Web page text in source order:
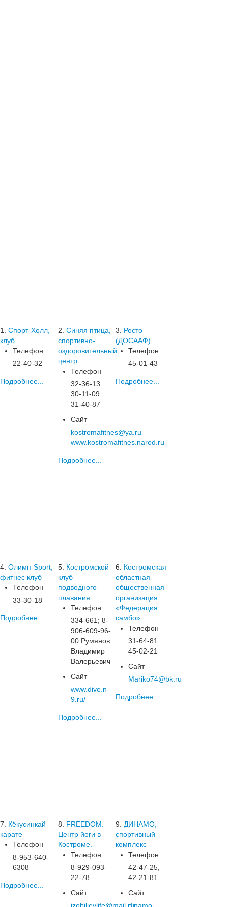
1.
Спорт-Холл,
клуб
Телефон
22-40-32
Подробнее...
2. Синяя птица,
спортивно-
оздоровительный
центр
Телефон
32-36-13
30-11-09
31-40-87
Сайт
kostromafitnes@ya.ru
www.kostromafitnes.narod.ru
Подробнее...
3.
Росто
(ДОСААФ)
Телефон
45-01-43
Подробнее...
4. Олимп-Sport,
фитнес клуб
Телефон
33-30-18
Подробнее...
5. Костромской
клуб
подводного
плавания
Телефон
334-661; 8-
906-609-96-
00 Румянов
Владимир
Валерьевич
Сайт
www.dive.n-
9.ru/
Подробнее...
6.
Костромская
областная
общественная
организация
«Федерация
самбо»
Телефон
31-64-81
45-02-21
Сайт
Mariko74@bk.ru
Подробнее...
7.
Кёкусинкай
карате
Телефон
8-953-640-
6308
Подробнее...
8.
FREEDOM.
Центр йоги в
Костроме.
Телефон
8-929-093-
22-78
Сайт
9.
ДИНАМО,
спортивный
комплекс
Телефон
42-47-25,
42-21-81
Сайт